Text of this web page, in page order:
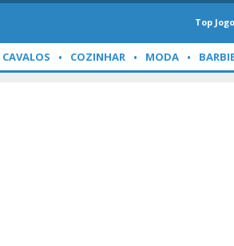
Top
CAVALOS COZINHAR MODA